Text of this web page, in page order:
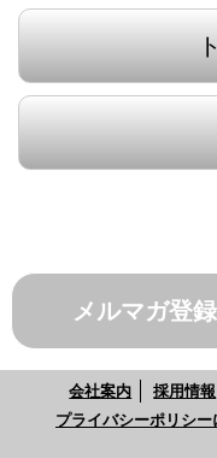
メルマガ登録
会社案内 採用情報
プライバシーポリシー